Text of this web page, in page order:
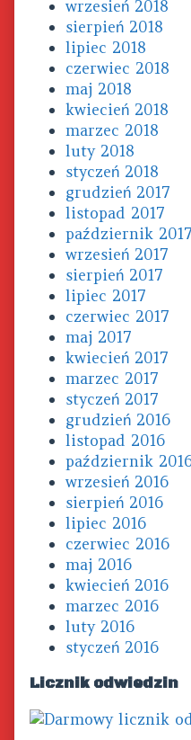
wrzesień 2018
sierpień 2018
lipiec 2018
czerwiec 2018
maj 2018
kwiecień 2018
marzec 2018
luty 2018
styczeń 2018
grudzień 2017
listopad 2017
październik 2017
wrzesień 2017
sierpień 2017
lipiec 2017
czerwiec 2017
maj 2017
kwiecień 2017
marzec 2017
styczeń 2017
grudzień 2016
listopad 2016
październik
wrzesień 2016
sierpień 2016
lipiec 2016
czerwiec 2016
maj 2016
kwiecień 2016
marzec 2016
luty 2016
styczeń 2016
Licznik odwiedzin